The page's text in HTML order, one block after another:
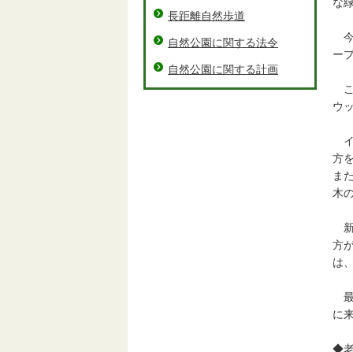
今
ー
こ
ウ
イ
方
ま
木
新
方
は
最
に
◆老
長距離自然歩道
自然公園に関する法令
自然公園に関する計画